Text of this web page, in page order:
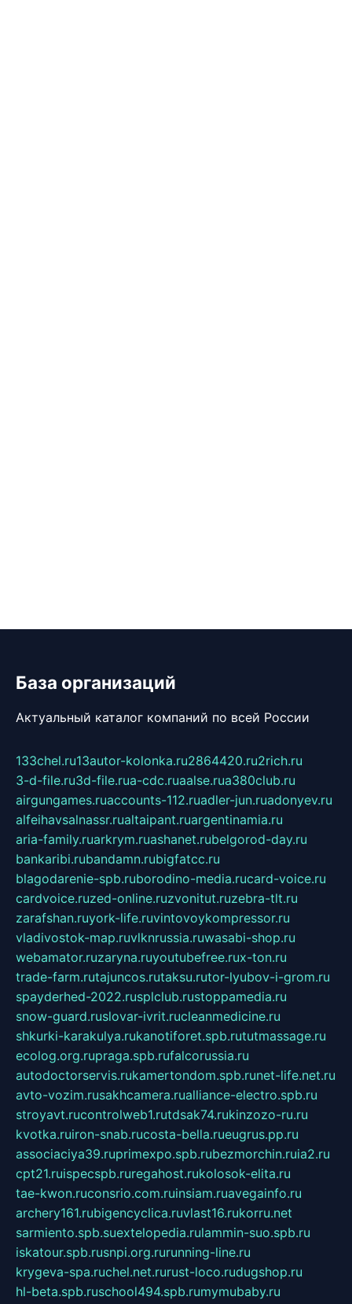
База организаций
Актуальный каталог компаний по всей России
133chel.ru13autor-kolonka.ru2864420.ru2rich.ru
3-d-file.ru3d-file.rua-cdc.ruaalse.rua380club.ru
airgungames.ruaccounts-112.ruadler-jun.ruadonyev.ru
alfeihavsalnassr.rualtaipant.ruargentinamia.ru
aria-family.ruarkrym.ruashanet.rubelgorod-day.ru
bankaribi.rubandamn.rubigfatcc.ru
blagodarenie-spb.ruborodino-media.rucard-voice.ru
cardvoice.ruzed-online.ruzvonitut.ruzebra-tlt.ru
zarafshan.ruyork-life.ruvintovoykompressor.ru
vladivostok-map.ruvlknrussia.ruwasabi-shop.ru
webamator.ruzaryna.ruyoutubefree.rux-ton.ru
trade-farm.rutajuncos.rutaksu.rutor-lyubov-i-grom.ru
spayderhed-2022.rusplclub.rustoppamedia.ru
snow-guard.ruslovar-ivrit.rucleanmedicine.ru
shkurki-karakulya.rukanotiforet.spb.rututmassage.ru
ecolog.org.rupraga.spb.rufalcorussia.ru
autodoctorservis.rukamertondom.spb.runet-life.net.ru
avto-vozim.rusakhcamera.rualliance-electro.spb.ru
stroyavt.rucontrolweb1.rutdsak74.rukinzozo-ru.ru
kvotka.ruiron-snab.rucosta-bella.rueugrus.pp.ru
associaciya39.ruprimexpo.spb.rubezmorchin.ruia2.ru
cpt21.ruispecspb.ruregahost.rukolosok-elita.ru
tae-kwon.ruconsrio.com.ruinsiam.ruavegainfo.ru
archery161.rubigencyclica.ruvlast16.rukorru.net
sarmiento.spb.suextelopedia.rulammin-suo.spb.ru
iskatour.spb.rusnpi.org.rurunning-line.ru
krygeva-spa.ruchel.net.rurust-loco.rudugshop.ru
hl-beta.spb.ruschool494.spb.rumymubaby.ru